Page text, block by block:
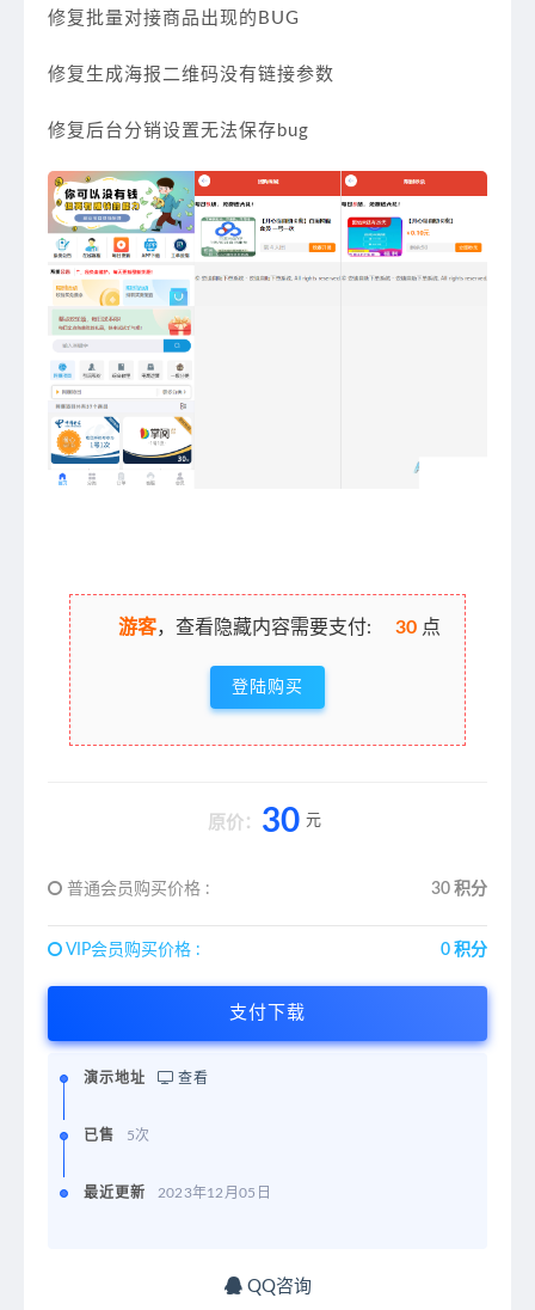
修复批量对接商品出现的BUG
修复生成海报二维码没有链接参数
修复后台分销设置无法保存bug
游客，查看隐藏内容需要支付: 30 点
登陆购买
原价： 30 元
普通会员购买价格 : 30 积分
VIP会员购买价格 : 0 积分
支付下载
演示地址 查看
已售 5次
最近更新 2023年12月05日
QQ咨询